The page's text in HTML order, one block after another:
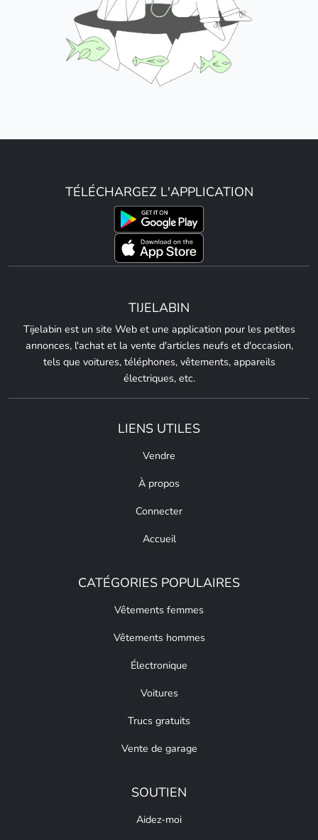
TÉLÉCHARGEZ L'APPLICATION
TIJELABIN
Tijelabin est un site Web et une application pour les petites
annonces, l'achat et la vente d'articles neufs et d'occasion,
tels que voitures, téléphones, vêtements, appareils
électriques, etc.
LIENS UTILES
Vendre
À propos
Connecter
Accueil
CATÉGORIES POPULAIRES
Vêtements femmes
Vêtements hommes
Électronique
Voitures
Trucs gratuits
Vente de garage
SOUTIEN
Aidez-moi